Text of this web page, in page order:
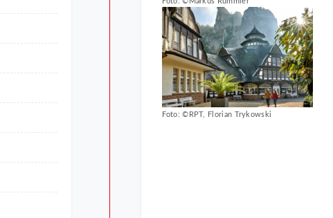
Foto: ©RPT, Florian Trykowski